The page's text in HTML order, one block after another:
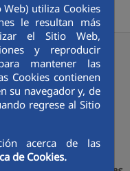
Web) utiliza Cookies
le resultan más
el Sitio Web,
y reproducir
mantener las
Cookies contienen
su navegador y, de
regrese al Sitio
acerca de las
de Cookies.
FCC Medio Ambiente continuera à offrir les services urbains d'Igualada
les